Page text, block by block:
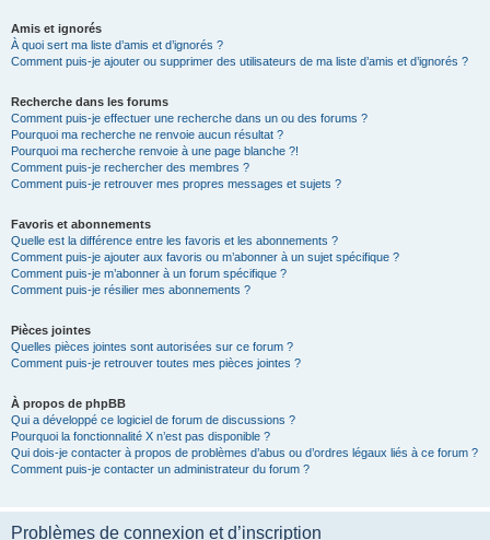
Amis et ignorés
À quoi sert ma liste d’amis et d’ignorés ?
Comment puis-je ajouter ou supprimer des utilisateurs de ma liste d’amis et d’ignorés ?
Recherche dans les forums
Comment puis-je effectuer une recherche dans un ou des forums ?
Pourquoi ma recherche ne renvoie aucun résultat ?
Pourquoi ma recherche renvoie à une page blanche ?!
Comment puis-je rechercher des membres ?
Comment puis-je retrouver mes propres messages et sujets ?
Favoris et abonnements
Quelle est la différence entre les favoris et les abonnements ?
Comment puis-je ajouter aux favoris ou m’abonner à un sujet spécifique ?
Comment puis-je m’abonner à un forum spécifique ?
Comment puis-je résilier mes abonnements ?
Pièces jointes
Quelles pièces jointes sont autorisées sur ce forum ?
Comment puis-je retrouver toutes mes pièces jointes ?
À propos de phpBB
Qui a développé ce logiciel de forum de discussions ?
Pourquoi la fonctionnalité X n’est pas disponible ?
Qui dois-je contacter à propos de problèmes d’abus ou d’ordres légaux liés à ce forum ?
Comment puis-je contacter un administrateur du forum ?
Problèmes de connexion et d’inscription